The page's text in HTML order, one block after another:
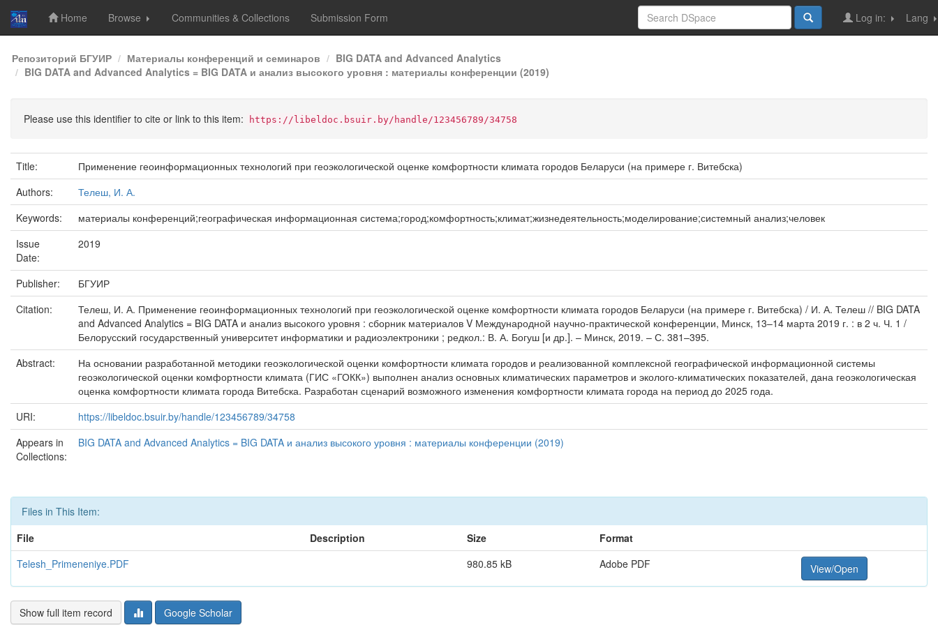
Skip
navigation
Home Browse Communities & Collections Submission Form Lang
Log in:
Репозиторий БГУИР Материалы конференций и семинаров
BIG DATA and Advanced Analytics
BIG DATA and Advanced Analytics = BIG DATA и анализ высокого уровня : материалы конференции (2019)
Please use this identifier to cite or link to this item: https://libeldoc.bsuir.by/handle/123456789/34758
Title:
Применение геоинформационных технологий при геоэкологической оценке комфортности климата городов Беларуси (на примере г. Витебска)
Authors:
Телеш, И. А.
Keywords:
материалы конференций;географическая информационная система;город;комфортность;климат;жизнедеятельность;моделирование;системный анализ;человек
Issue
Date:
2019
Publisher:
БГУИР
Citation:
Телеш, И. А. Применение геоинформационных технологий при геоэкологической оценке комфортности климата городов Беларуси (на примере г. Витебска) / И. А. Телеш // BIG DATA
and Advanced Analytics = BIG DATA и анализ высокого уровня : сборник материалов V Международной научно-практической конференции, Минск, 13–14 марта 2019 г. : в 2 ч. Ч. 1 /
Белорусский государственный университет информатики и радиоэлектроники ; редкол.: В. А. Богуш [и др.]. – Минск, 2019. – С. 381–395.
Abstract:
На основании разработанной методики геоэкологической оценки комфортности климата городов и реализованной комплексной географической информационной системы
геоэкологической оценки комфортности климата (ГИС «ГОКК») выполнен анализ основных климатических параметров и эколого-климатических показателей, дана геоэкологическая
оценка комфортности климата города Витебска. Разработан сценарий возможного изменения комфортности климата города на период до 2025 года.
URI:
https://libeldoc.bsuir.by/handle/123456789/34758
Appears in
Collections:
BIG DATA and Advanced Analytics = BIG DATA и анализ высокого уровня : материалы конференции (2019)
Files in This Item:
File
Description Size
Format
Telesh_Primeneniye.PDF
980.85 kB Adobe PDF View/Open
Show full item record Google Scholar